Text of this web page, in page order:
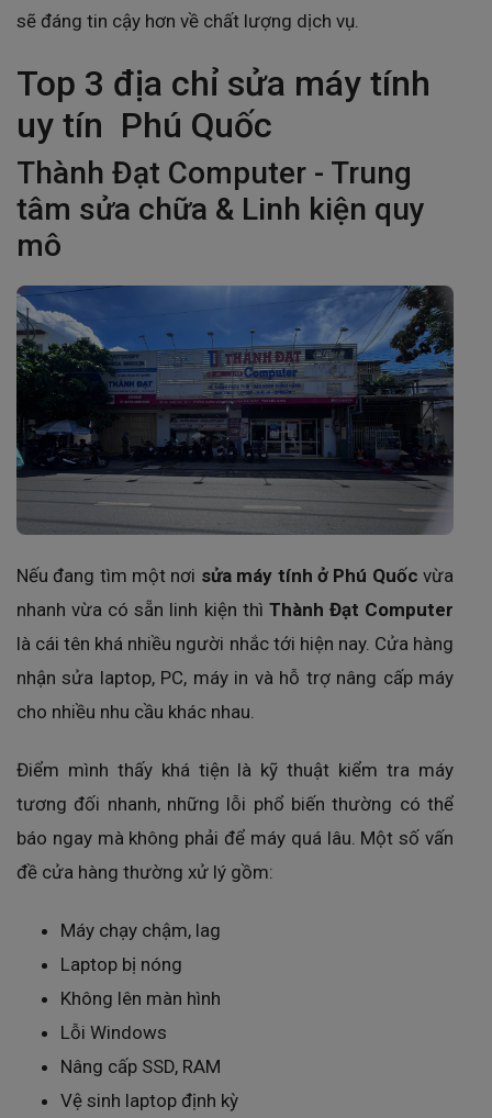
sẽ đáng tin cậy hơn về chất lượng dịch vụ.
Top 3 địa chỉ sửa máy tính
uy tín Phú Quốc
Thành Đạt Computer - Trung
tâm sửa chữa & Linh kiện quy
mô
Nếu đang tìm một nơi sửa máy tính ở Phú Quốc vừa
nhanh vừa có sẵn linh kiện thì Thành Đạt Computer
là cái tên khá nhiều người nhắc tới hiện nay. Cửa hàng
nhận sửa laptop, PC, máy in và hỗ trợ nâng cấp máy
cho nhiều nhu cầu khác nhau.
Điểm mình thấy khá tiện là kỹ thuật kiểm tra máy
tương đối nhanh, những lỗi phổ biến thường có thể
báo ngay mà không phải để máy quá lâu. Một số vấn
đề cửa hàng thường xử lý gồm:
Máy chạy chậm, lag
Laptop bị nóng
Không lên màn hình
Lỗi Windows
Nâng cấp SSD, RAM
Vệ sinh laptop định kỳ